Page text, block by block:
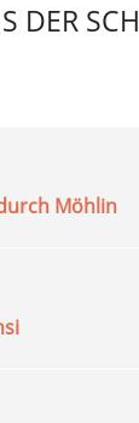
DER
Möhlin